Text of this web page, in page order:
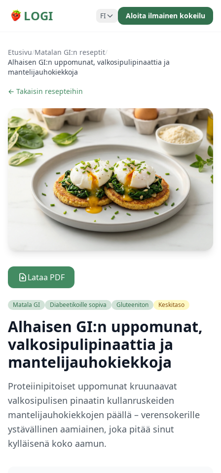
LOGI FI Aloita ilmainen kokeilu
Etusivu/Matalan GI:n reseptit/
Alhaisen GI:n uppomunat, valkosipulipinaattia ja
mantelijauhokiekkoja
← Takaisin resepteihin
Lataa PDF
Matala GI Diabeetikoille sopiva Gluteeniton Keskitaso
Alhaisen GI:n uppomunat,
valkosipulipinaattia ja
mantelijauhokiekkoja
Proteiinipitoiset uppomunat kruunaavat
valkosipulisen pinaatin kullanruskeiden
mantelijauhokiekkojen päällä – verensokerille
ystävällinen aamiainen, joka pitää sinut
kylläisenä koko aamun.